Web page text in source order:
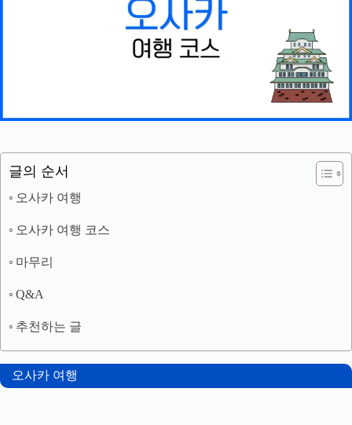
글의 순서
오사카 여행
오사카 여행 코스
마무리
Q&A
추천하는 글
오사카 여행